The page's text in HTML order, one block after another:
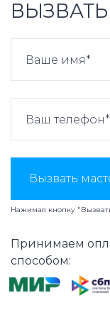
Вызвать
Нажимая кнопку
Принимаем
способом: